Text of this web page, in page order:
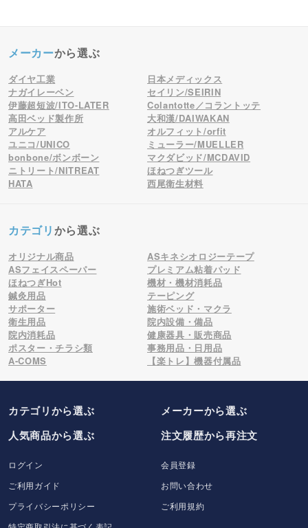
メーカーから選ぶ
ダイヤ工業
日本メディックス
ナガイレーベン
セイリン/SEIRIN
伊藤超短波/ITO-LATER
Colantotte／コラントッテ
高田ベッド製作所
大和漢/DAIWAKAN
アルケア
オルフィット/orfit
ユニコ/UNICO
ミューラー/MUELLER
bonbone/ボンボーン
マクダビッド/MCDAVID
ニトリート/NITREAT
ほねつぎツール
HATA
西尾衛生材料
カテゴリから選ぶ
オリジナル商品
ASキネシオロジーテープ
ASフェイスペーパー
プレミアム粘着パッド
ほねつぎHot
機材・機材消耗品
鍼灸用品
テーピング
サポーター
施術ベッド・マクラ
衛生用品
院内設備・備品
院内消耗品
健康器具・販売商品
ポスター・チラシ類
事務用品・日用品
A-COMS
【楽トレ】機器付属品
カテゴリから選ぶ メーカーから選ぶ
人気商品から選ぶ
注文履歴から再注文
ログイン
会員登録
ご利用ガイド
お問い合わせ
プライバシーポリシー
ご利用規約